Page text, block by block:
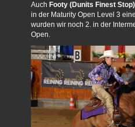
Auch Footy (Dunits Finest Stop)
in der Maturity Open Level 3
wurden wir noch 2. in der
Open.